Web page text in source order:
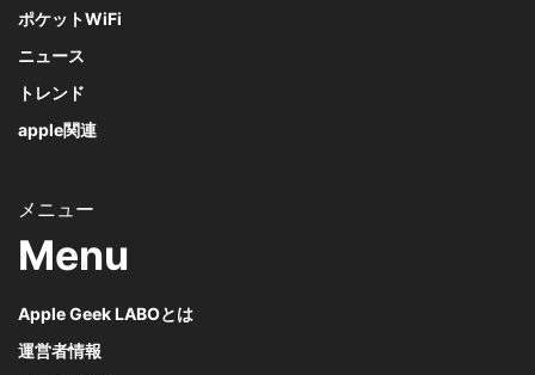
ポケットWiFi
ニュース
トレンド
apple関連
Menu
Apple Geek LABOとは
運営者情報